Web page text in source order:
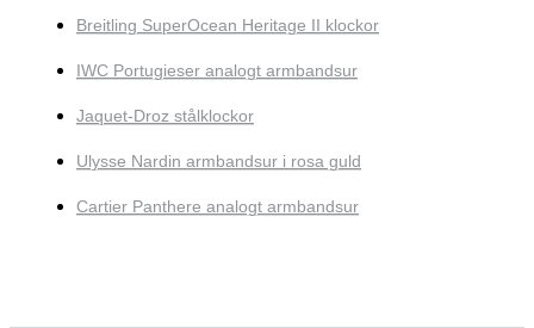
Breitling SuperOcean Heritage II klockor
IWC Portugieser analogt armbandsur
Jaquet-Droz stålklockor
Ulysse Nardin armbandsur i rosa guld
Cartier Panthere analogt armbandsur